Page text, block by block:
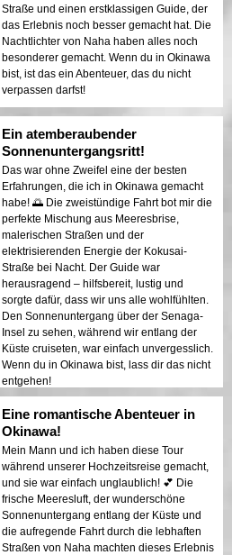
Straße und einen erstklassigen Guide, der
das Erlebnis noch besser gemacht hat. Die
Nachtlichter von Naha haben alles noch
besonderer gemacht. Wenn du in Okinawa
bist, ist das ein Abenteuer, das du nicht
verpassen darfst!
Ein atemberaubender
Sonnenuntergangsritt!
Das war ohne Zweifel eine der besten
Erfahrungen, die ich in Okinawa gemacht
habe! 🌅 Die zweistündige Fahrt bot mir die
perfekte Mischung aus Meeresbrise,
malerischen Straßen und der
elektrisierenden Energie der Kokusai-
Straße bei Nacht. Der Guide war
herausragend – hilfsbereit, lustig und
sorgte dafür, dass wir uns alle wohlfühlten.
Den Sonnenuntergang über der Senaga-
Insel zu sehen, während wir entlang der
Küste cruiseten, war einfach unvergesslich.
Wenn du in Okinawa bist, lass dir das nicht
entgehen!
Eine romantische Abenteuer in
Okinawa!
Mein Mann und ich haben diese Tour
während unserer Hochzeitsreise gemacht,
und sie war einfach unglaublich! 💕 Die
frische Meeresluft, der wunderschöne
Sonnenuntergang entlang der Küste und
die aufregende Fahrt durch die lebhaften
Straßen von Naha machten dieses Erlebnis